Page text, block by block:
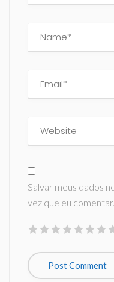
Salvar meus dados
vez que eu comentar.